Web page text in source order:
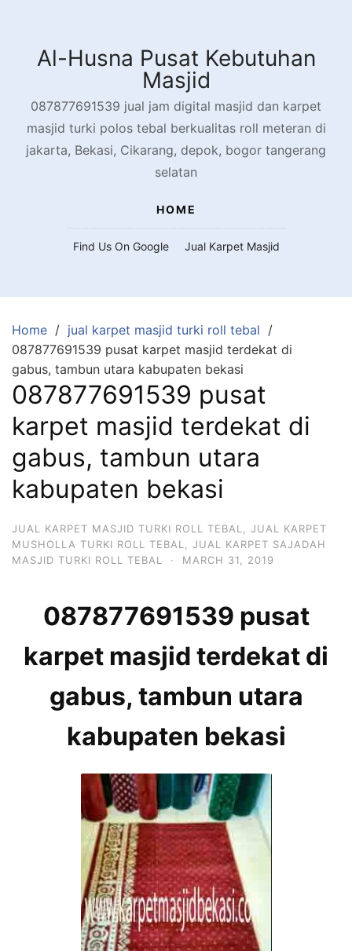
contentAl-Husna Pusat Kebutuhan
Masjid
087877691539 jual jam digital masjid dan karpet
masjid turki polos tebal berkualitas roll meteran di
jakarta, Bekasi, Cikarang, depok, bogor tangerang
selatan
HOME
Find Us On Google Jual Karpet Masjid
Home
jual karpet masjid turki roll tebal
087877691539 pusat karpet masjid terdekat di
gabus, tambun utara kabupaten bekasi
087877691539 pusat
karpet masjid terdekat di
gabus, tambun utara
kabupaten bekasi
JUAL KARPET MASJID TURKI ROLL TEBAL
JUAL KARPET
MUSHOLLA TURKI ROLL TEBAL
JUAL KARPET SAJADAH
MASJID TURKI ROLL TEBAL
· MARCH 31, 2019
087877691539 pusat
karpet masjid terdekat di
gabus, tambun utara
kabupaten bekasi